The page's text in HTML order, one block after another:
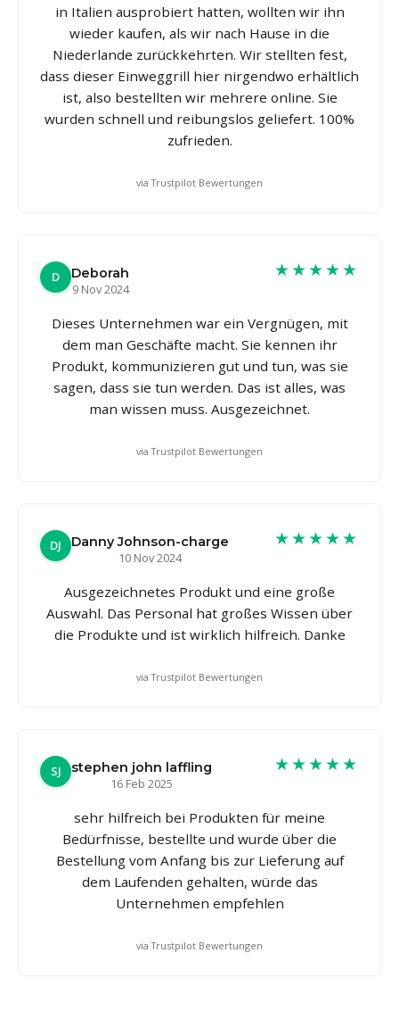
in Italien ausprobiert hatten, wollten wir ihn
wieder kaufen, als wir nach Hause in die
Niederlande zurückkehrten. Wir stellten fest,
dass dieser Einweggrill hier nirgendwo erhältlich
ist, also bestellten wir mehrere online. Sie
wurden schnell und reibungslos geliefert. 100%
zufrieden.
via Trustpilot Bewertungen
D
Deborah
9 Nov 2024
★★★★★
Dieses Unternehmen war ein Vergnügen, mit
dem man Geschäfte macht. Sie kennen ihr
Produkt, kommunizieren gut und tun, was sie
sagen, dass sie tun werden. Das ist alles, was
man wissen muss. Ausgezeichnet.
via Trustpilot Bewertungen
DJ
Danny Johnson-charge
10 Nov 2024
★★★★★
Ausgezeichnetes Produkt und eine große
Auswahl. Das Personal hat großes Wissen über
die Produkte und ist wirklich hilfreich. Danke
via Trustpilot Bewertungen
SJ
stephen john laffling
16 Feb 2025
★★★★★
sehr hilfreich bei Produkten für meine
Bedürfnisse, bestellte und wurde über die
Bestellung vom Anfang bis zur Lieferung auf
dem Laufenden gehalten, würde das
Unternehmen empfehlen
via Trustpilot Bewertungen